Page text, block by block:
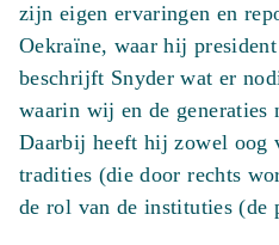
zijn eigen ervaringen en
Oekraïne, waar hij
beschrijft Snyder wat er
waarin wij en de generaties
Daarbij heeft hij zowel oog
tradities (die door rechts
de rol van de instituties